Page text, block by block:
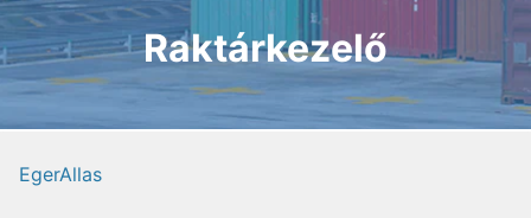
Raktárkezelő
EgerAllas